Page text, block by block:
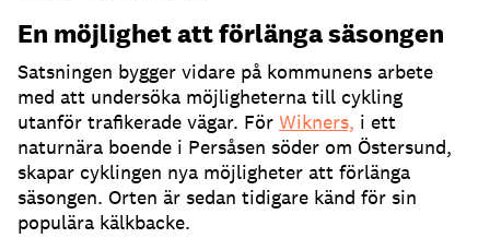
En möjlighet att förlänga säsongen
Satsningen bygger vidare på kommunens arbete
med att undersöka möjligheterna till cykling
utanför trafikerade vägar. För Wikners, i ett
naturnära boende i Persåsen söder om Östersund,
skapar cyklingen nya möjligheter att förlänga
säsongen. Orten är sedan tidigare känd för sin
populära kälkbacke.